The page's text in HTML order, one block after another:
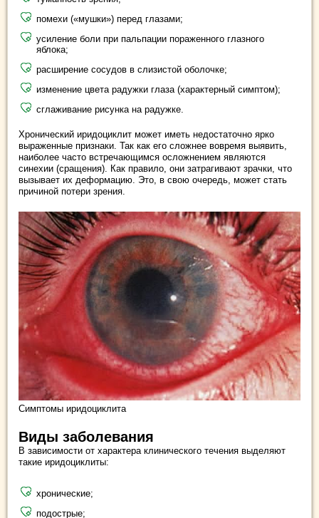
помехи («мушки») перед глазами;
усиление боли при пальпации пораженного глазного
яблока;
расширение сосудов в слизистой оболочке;
изменение цвета радужки глаза (характерный симптом);
сглаживание рисунка на радужке.
Хронический иридоциклит может иметь недостаточно ярко
выраженные признаки. Так как его сложнее вовремя выявить,
наиболее часто встречающимся осложнением являются
синехии (сращения). Как правило, они затрагивают зрачки, что
вызывает их деформацию. Это, в свою очередь, может стать
причиной потери зрения.
Симптомы иридоциклита
Виды заболевания
В зависимости от характера клинического течения выделяют
такие иридоциклиты:
хронические;
подострые;